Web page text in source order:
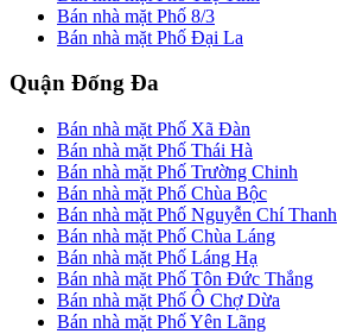
Bán nhà mặt Phố 8/3
Bán nhà mặt Phố Đại La
Quận Đống Đa
Bán nhà mặt Phố Xã Đàn
Bán nhà mặt Phố Thái Hà
Bán nhà mặt Phố Trường Chinh
Bán nhà mặt Phố Chùa Bộc
Bán nhà mặt Phố Nguyễn Chí Thanh
Bán nhà mặt Phố Chùa Láng
Bán nhà mặt Phố Láng Hạ
Bán nhà mặt Phố Tôn Đức Thắng
Bán nhà mặt Phố Ô Chợ Dừa
Bán nhà mặt Phố Yên Lãng